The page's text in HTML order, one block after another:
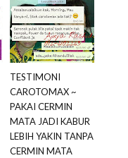
TESTIMONI
CAROTOMAX ~
PAKAI CERMIN
MATA JADI KABUR
LEBIH YAKIN TANPA
CERMIN MATA